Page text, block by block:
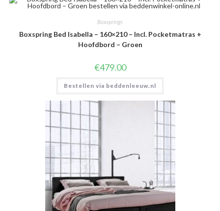
Boxsprings
Boxspring Bed Isabella – 160×210 – Incl. Pocketmatras +
Hoofdbord – Groen
€479.00
Bestellen via beddenleeuw.nl